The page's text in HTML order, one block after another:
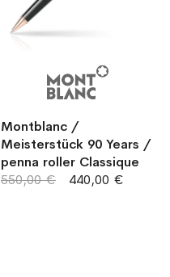
Montblanc /
Meisterstück 90 Years /
penna roller Classique
440,00 €
550,00 €